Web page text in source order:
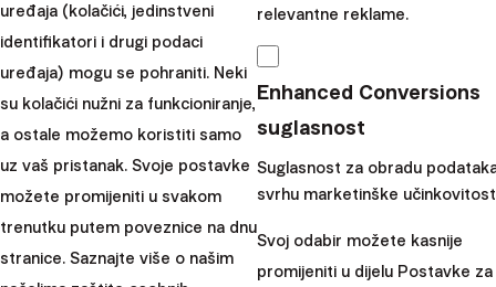
tržišta kroz vrijeme.Jer, budimo iskreni, nitko ne može
jamčiti da će Amerika ostati dominantna i u sljedećih 10 ili
20 godina.
Prisjetimo se samo razdoblja od 90-ih do ranih 2000-ih.
„Daj mi samo S&P 500, ništa drugo mi ne treba.“
Međutim, zamislite da ste upravo tada odlučili uložiti sve
u taj indeks. Što bi se dogodilo?Od 2001. do 2010.
godine vaš prinos bi bio jedna velika nula.Znači uložili
uređaja (kolačići, jedinstveni
identifikatori i drugi podaci
uređaja) mogu se pohraniti. Neki
su kolačići nužni za funkcioniranje,
a ostale možemo koristiti samo
uz vaš pristanak. Svoje postavke
možete promijeniti u svakom
trenutku putem poveznice na dnu
stranice. Saznajte više o našim
relevantne reklame.
Enhanced Conversions
suglasnost
Suglasnost za obradu
svrhu marketinške
Svoj odabir možete kasnije
promijeniti u dijelu Postavke za